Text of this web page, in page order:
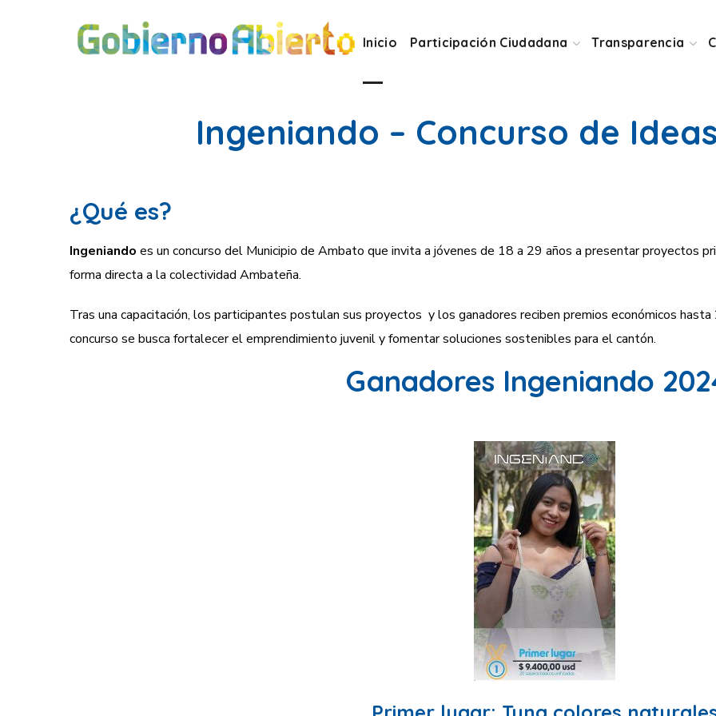
Inicio Participación Ciudadana Transparencia
Ingeniando – Concurso de
¿Qué es?
Ingeniando es un concurso del Municipio de Ambato que invita a jóvenes de 18 a 29 años a presentar proyectos
forma directa a la colectividad Ambateña.
Tras una capacitación, los participantes postulan sus proyectos y los ganadores reciben premios económicos
concurso se busca fortalecer el emprendimiento juvenil y fomentar soluciones sostenibles para el cantón.
Ganadores Ingeniando